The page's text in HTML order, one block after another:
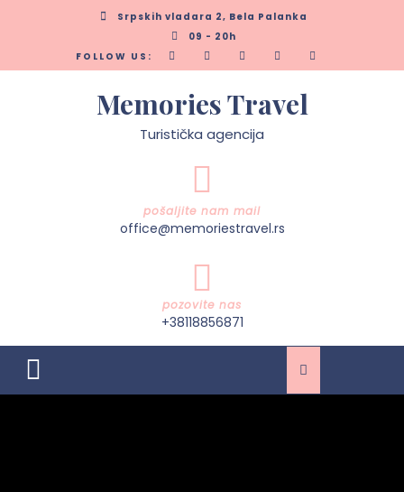
Srpskih vladara 2, Bela Palanka
09 - 20h
FOLLOW US:
Memories Travel
Turistička agencija
pošaljite nam mail
office@memoriestravel.rs
pozovite nas
+38118856871
Open